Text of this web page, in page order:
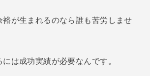
裕が生まれるのなら誰も苦労しませ
は成功実績が必要なんです。